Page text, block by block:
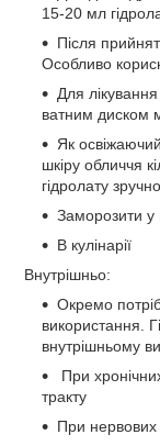
15-20 мл
Після
Особливо
Для
ватним диском
Як
шкіру обличчя
гідролату
Заморозити у
В кулінарії
Внутрішньо:
Окремо
використання.
внутрішньому
При
тракту
При нервових